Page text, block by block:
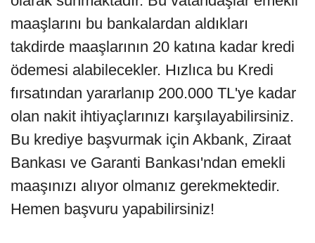
maaşlarını bu bankalardan aldıkları
takdirde maaşlarının 20 katına kadar kredi
ödemesi alabilecekler. Hızlıca bu Kredi
fırsatından yararlanıp 200.000 TL'ye kadar
olan nakit ihtiyaçlarınızı karşılayabilirsiniz.
Bu krediye başvurmak için Akbank, Ziraat
Bankası ve Garanti Bankası'ndan emekli
maaşınızı alıyor olmanız gerekmektedir.
Hemen başvuru yapabilirsiniz!